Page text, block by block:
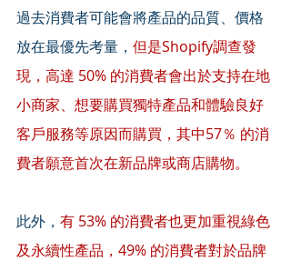
過去消費者可能會將產品的品質、價格
放在最優先考量， 但是Shopify調查發
現，高達 50% 的消費者會出於支持在地
小商家、想要購買獨特產品和體驗良好
客戶服務等原因而購買，其中57％ 的消
費者願意首次在新品牌或商店購物。
此外， 有 53% 的消費者也更加重視綠色
及永續性產品，49% 的消費者對於品牌